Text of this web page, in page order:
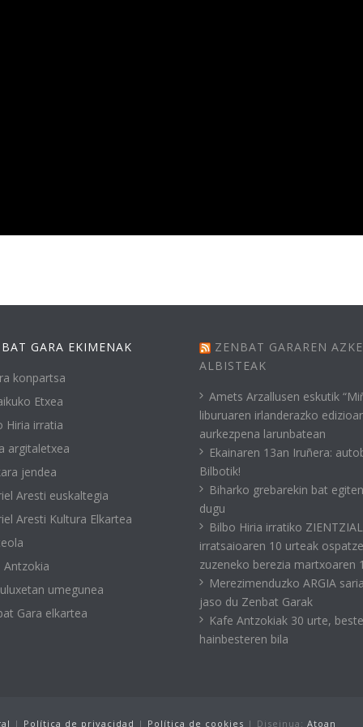
GARA EKIMENAK
konpartsa
Etxea
Hiria irratia
argitaletxea
jendea
Aresti euskaltegia
Aresti Kultura Elkartea
Antzokia
umegunea
Gara elkartea
ZENBAT GARAREN
ALBISTEAK
Amets Arzallusen eskutik
liburuaren irlanderazko
aurkezpena larunbatean
Ekainaren 13an Iruñera:
Bilbotik!
Biharko grebarekin bat egiten
dugu
Bilbo Hiria irratiko
irratsaioaren 10 urteak
zuzeneko berezia martxoaren
Merezimenduzko ARGIA saria
jaso du Zenbat Garak
Kafe Antzokiak 30 urte, beste
hainbesteren bila
| Política de privacidad | Política de cookies | Diseinua: Atoan